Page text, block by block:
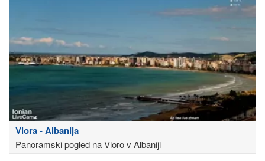
Vlora - Albanija
Panoramski pogled na Vloro v Albaniji